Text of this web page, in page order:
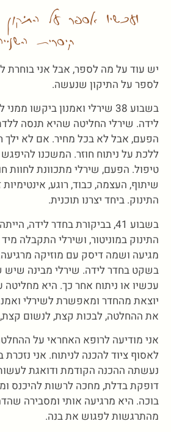
ועכשיו אספר על התיקון
קיסרית
יש עוד על מה לספר, אבל אני בוחרת
לספר על התיקון שנעשה.
בשבוע 38 שירלי ואמנון ביקשו
לידה. שירלי החליטה שהיא תנסה
הפעם, אבל לא בכל מחיר. אם לא
ללכת על ניתוח חוזר. המשכנו להיפגש
טיפול. הפעם, שירלי מתכוונת לחוות
שיתוף, העצמה, כבוד, רוגע, אינטימיות
התינוק. ביחד יצרנו תוכנית.
בשבוע 41, בביקורת בחדר לידה,
התינוק במוניטור, ושירלי התקבלה
מגיעה ושמה דיסק עם מוזיקה מרגיעה.
בשקט בחדר לידה. שירלי מבינה שיש
עכשיו או ניתוח אחר כך. היא מחליטה
יוצאת מהחדר ומאפשרת לשירלי
את ההחלטה, לבכות קצת, לנשום
אני מודיעה לרופא האחראי על
לאסוף ציוד להכנה לניתוח. אני
נעשתה ההכנה הקודמת ודואגת
דופקת בדלת, מחכה לרשות להיכנס
בוכה. היא מרגיעה אותי ומסבירה
מהתרגשות לפגוש את בנה.